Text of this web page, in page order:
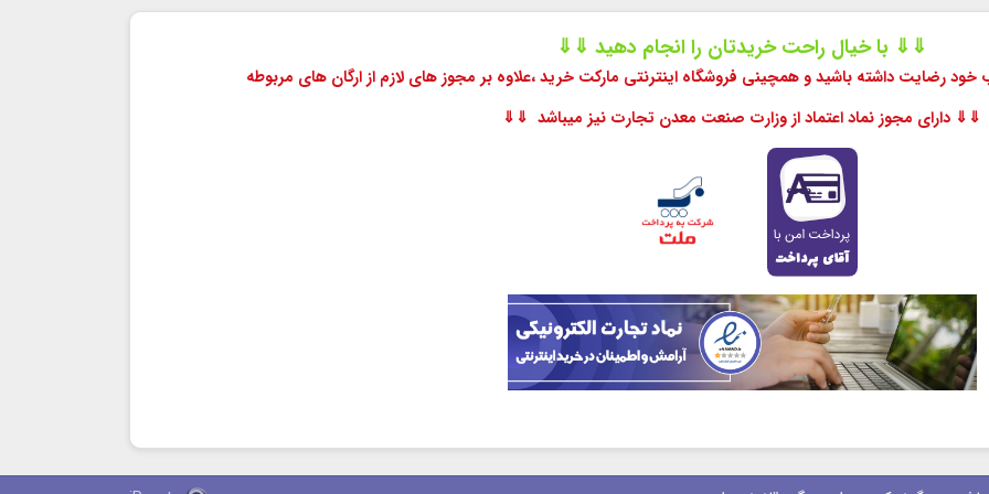
⇓⇓ با خیال راحت خریدتان را انجام دهید ⇓⇓
خود رضایت داشته باشید و همچینی فروشگاه اینترنتی مارکت خرید ،علاوه بر مجوز های لازم از ارگان های مربوطه
⇓⇓ دارای مجوز نماد اعتماد از وزارت صنعت معدن تجارت نیز میباشد ⇓⇓